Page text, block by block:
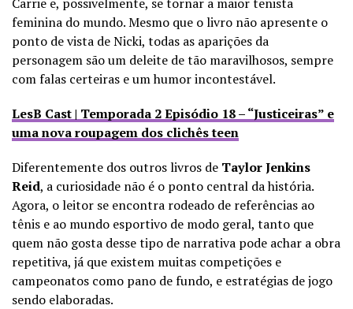
feminina do mundo. Mesmo que o livro não apresente o
ponto de vista de Nicki, todas as aparições da
personagem são um deleite de tão maravilhosos, sempre
com falas certeiras e um humor incontestável.
LesB Cast | Temporada 2 Episódio 18 – “Justiceiras” e
uma nova roupagem dos clichês teen
Diferentemente dos outros livros de Taylor Jenkins
Reid, a curiosidade não é o ponto central da história.
Agora, o leitor se encontra rodeado de referências ao
tênis e ao mundo esportivo de modo geral, tanto que
quem não gosta desse tipo de narrativa pode achar a obra
repetitiva, já que existem muitas competições e
campeonatos como pano de fundo, e estratégias de jogo
sendo elaboradas.